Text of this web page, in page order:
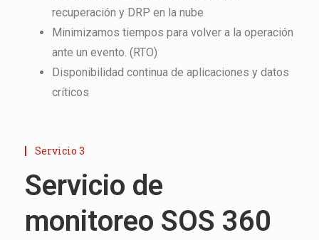
recuperación y DRP en la nube
Minimizamos tiempos para volver a la operación
ante un evento. (RTO)
Disponibilidad continua de aplicaciones y datos
críticos
Servicio 3
Servicio de
monitoreo SOS 360